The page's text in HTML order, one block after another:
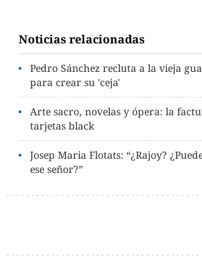
Noticias relacionadas
Pedro Sánchez recluta a la vieja
para crear su 'ceja'
Arte sacro, novelas y ópera: la
tarjetas black
Josep Maria Flotats: “¿Rajoy?
ese señor?”